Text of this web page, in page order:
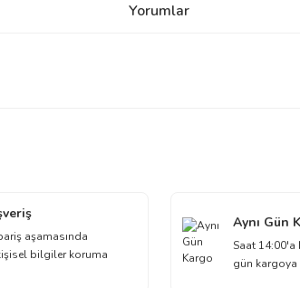
Yorumlar
Yorum Yaz
aşamasında
bilgiler koruma
Aynı Gün
Saat 14:00'a
gün kargoya